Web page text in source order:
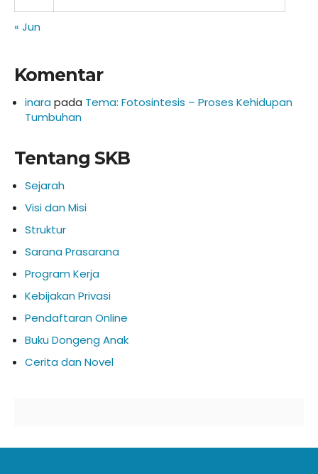
« Jun
Komentar
inara pada Tema: Fotosintesis – Proses Kehidupan
Tumbuhan
Tentang SKB
Sejarah
Visi dan Misi
Struktur
Sarana Prasarana
Program Kerja
Kebijakan Privasi
Pendaftaran Online
Buku Dongeng Anak
Cerita dan Novel